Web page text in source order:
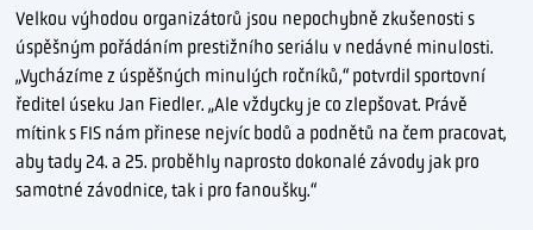
Velkou výhodou organizátorů jsou nepochybně zkušenosti s
úspěšným pořádáním prestižního seriálu v nedávné minulosti.
„Vycházíme z úspěšných minulých ročníků,“ potvrdil sportovní
ředitel úseku Jan Fiedler. „Ale vždycky je co zlepšovat. Právě
mítink s FIS nám přinese nejvíc bodů a podnětů na čem pracovat,
aby tady 24. a 25. proběhly naprosto dokonalé závody jak pro
samotné závodnice, tak i pro fanoušky.“